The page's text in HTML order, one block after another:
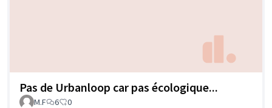
Pas de Urbanloop car pas écologique...
M.F 6 0